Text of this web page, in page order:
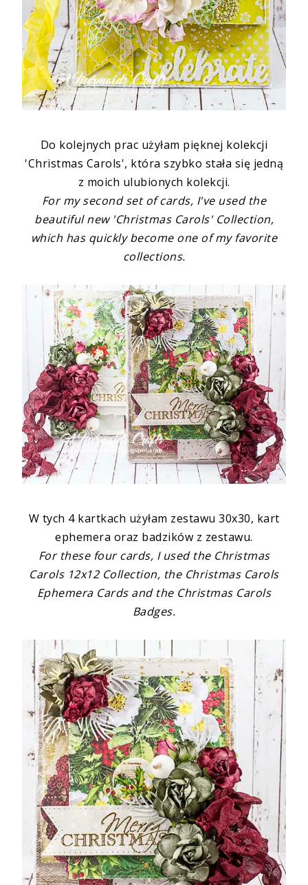
Do kolejnych prac użyłam pięknej kolekcji
'Christmas Carols', która szybko stała się jedną
z moich ulubionych kolekcji.
For my second set of cards, I've used the
beautiful new 'Christmas Carols' Collection,
which has quickly become one of my favorite
collections.
W tych 4 kartkach użyłam zestawu 30x30, kart
ephemera oraz badzików z zestawu.
For these four cards, I used the Christmas
Carols 12x12 Collection, the Christmas Carols
Ephemera Cards and the Christmas Carols
Badges.